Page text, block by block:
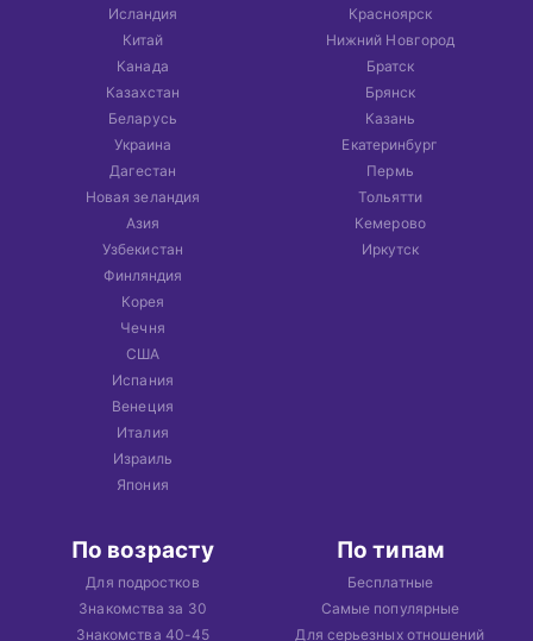
Исландия
Китай
Канада
Казахстан
Беларусь
Украина
Дагестан
Новая зеландия
Азия
Узбекистан
Финляндия
Корея
Чечня
США
Испания
Венеция
Италия
Израиль
Япония
Красноярск
Нижний Новгород
Братск
Брянск
Казань
Екатеринбург
Пермь
Тольятти
Кемерово
Иркутск
По возрасту
Для подростков
Знакомства за 30
Знакомства 40-45
По типам
Бесплатные
Самые популярные
Для серьезных отношений